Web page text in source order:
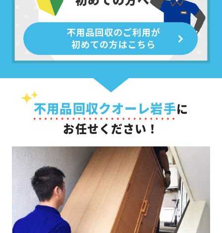
不用品回収クオーレ岩手に
お任せください！